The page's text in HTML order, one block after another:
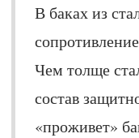
В баках из
Чем толще
состав
«проживет»